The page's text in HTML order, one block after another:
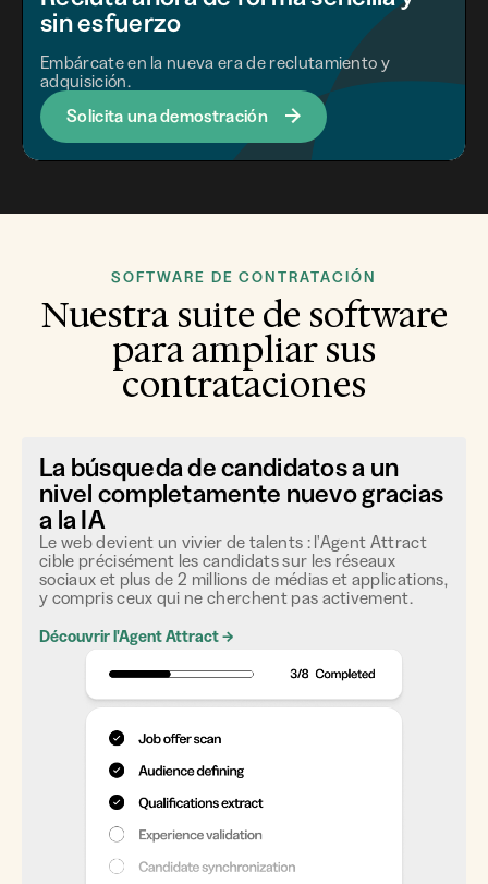
sin esfuerzo
Embárcate en la nueva era de reclutamiento y
adquisición.
Solicita una demostración
SOFTWARE DE CONTRATACIÓN
Nuestra suite de software
para ampliar sus
contrataciones
La búsqueda de candidatos a un
nivel completamente nuevo gracias
a la IA
Le web devient un vivier de talents : l'Agent Attract
cible précisément les candidats sur les réseaux
sociaux et plus de 2 millions de médias et applications,
y compris ceux qui ne cherchent pas activement.
Découvrir l'Agent Attract→